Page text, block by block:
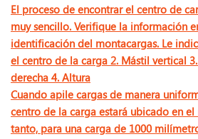
El proceso de encontrar el centro de
muy sencillo. Verifique la información
identificación del montacargas. Le
el centro de la carga 2. Mástil vertical
derecha 4. Altura
Cuando apile cargas de manera
centro de la carga estará ubicado en
tanto, para una carga de 1000